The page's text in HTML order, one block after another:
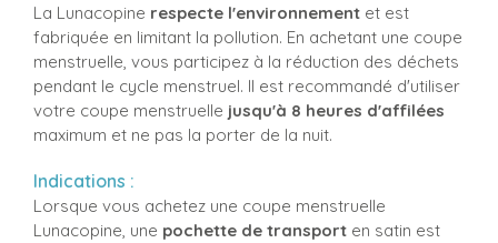
La Lunacopine respecte l'environnement et est
fabriquée en limitant la pollution. En achetant une coupe
menstruelle, vous participez à la réduction des déchets
pendant le cycle menstruel. Il est recommandé d'utiliser
votre coupe menstruelle jusqu'à 8 heures d'affilées
maximum et ne pas la porter de la nuit.
Indications :
Lorsque vous achetez une coupe menstruelle
Lunacopine, une pochette de transport en satin est